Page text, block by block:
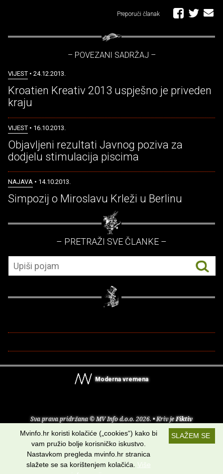
Preporuči članak
– POVEZANI SADRŽAJ –
VIJEST • 24.12.2013.
Kroatien Kreativ 2013 uspješno je priveden
kraju
VIJEST • 16.10.2013.
Objavljeni rezultati Javnog poziva za
dodjelu stimulacija piscima
NAJAVA • 14.10.2013.
Simpozij o Miroslavu Krleži u Berlinu
– PRETRAŽI SVE ČLANKE –
Moderna vremena
Sva prava pridržana © MV Info d.o.o. 2026. • Kriv jeFiktiv
Uvjeti korištenja RSS kanali
Potraži nas na:
SLAŽEM SE
Mvinfo.hr koristi kolačiće („cookies“) kako bi
vam pružio bolje korisničko iskustvo.
Nastavkom pregleda mvinfo.hr stranica
slažete se sa korištenjem kolačića. Više